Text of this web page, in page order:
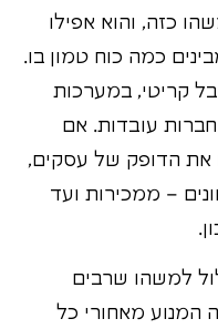
כזה, והוא אפילו
כמה כוח טמון בו.
קריטי, במערכות
עובדות. אם
את הדופק של עסקים,
– ממכירות ועד
למשהו שרבים
המנוע מאחורי כל